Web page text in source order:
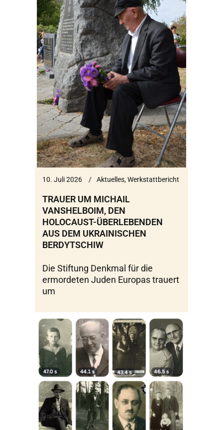
10. Juli 2026 Aktuelles,Werkstattbericht
TRAUER UM MICHAIL
VANSHELBOIM, DEN
HOLOCAUST-ÜBERLEBENDEN
AUS DEM UKRAINISCHEN
BERDYTSCHIW
Die Stiftung Denkmal für die
ermordeten Juden Europas trauert
um